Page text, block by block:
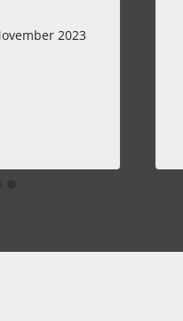
2023